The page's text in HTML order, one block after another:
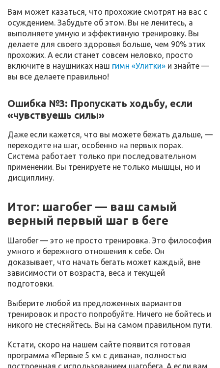
Вам может казаться, что прохожие смотрят на вас с
осуждением. Забудьте об этом. Вы не ленитесь, а
выполняете умную и эффективную тренировку. Вы
делаете для своего здоровья больше, чем 90% этих
прохожих. А если станет совсем неловко, просто
включите в наушниках наш гимн «Улитки» и знайте —
вы все делаете правильно!
Ошибка №3: Пропускать ходьбу, если
«чувствуешь силы»
Даже если кажется, что вы можете бежать дальше, —
переходите на шаг, особенно на первых порах.
Система работает только при последовательном
применении. Вы тренируете не только мышцы, но и
дисциплину.
Итог: шагобег — ваш самый
верный первый шаг в беге
Шагобег — это не просто тренировка. Это философия
умного и бережного отношения к себе. Он
доказывает, что начать бегать может каждый, вне
зависимости от возраста, веса и текущей
подготовки.
Выберите любой из предложенных вариантов
тренировок и просто попробуйте. Ничего не бойтесь и
никого не стесняйтесь. Вы на самом правильном пути.
Кстати, скоро на нашем сайте появится готовая
программа «Первые 5 км с дивана», полностью
построенная с использованием шагобега. А если вам